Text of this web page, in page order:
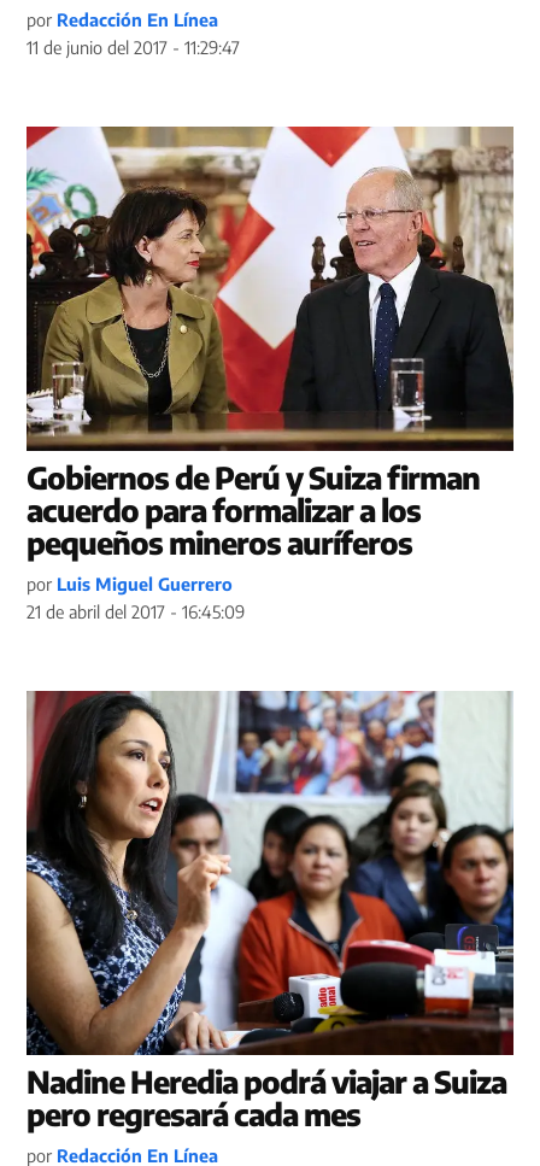
por Redacción En Línea
11 de junio del 2017 - 11:29:47
Gobiernos de Perú y Suiza firman
acuerdo para formalizar a los
pequeños mineros auríferos
por Luis Miguel Guerrero
21 de abril del 2017 - 16:45:09
Nadine Heredia podrá viajar a Suiza
pero regresará cada mes
por Redacción En Línea